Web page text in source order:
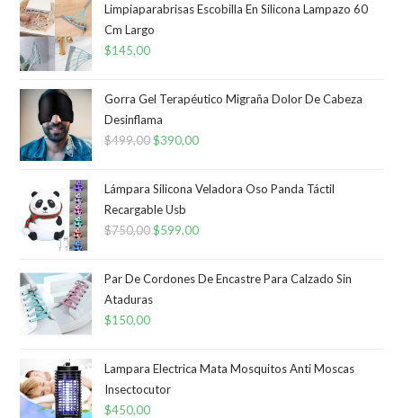
Limpiaparabrisas Escobilla En Silicona Lampazo 60
Cm Largo
$145,00
Gorra Gel Terapéutico Migraña Dolor De Cabeza
Desinflama
$499,00El
original
era:
$499,00.
$390,00El
actual
$390,00.
Lámpara Silicona Veladora Oso Panda Táctil
Recargable Usb
$750,00El
original
era:
$599,00El
actual
Par De Cordones De Encastre Para Calzado Sin
Ataduras
$150,00
Lampara Electrica Mata Mosquitos Anti Moscas
Insectocutor
$450,00